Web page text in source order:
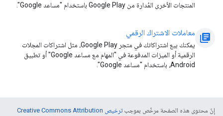
المنتجات الأخرى المُدارة من Google Play باستخدام "مساعد Google".
library_books معاملات الاشتراك الرقمي
يمكنك بيع اشتراكاتك في متجر Google Play، مثل اشتراكات المجلات
الرقمية أو الميزات المدفوعة في "المهام مع مساعد Google" أو تطبيق
Android، باستخدام "مساعد Google".
إنّ محتوى هذه الصفحة مرخّص بموجب
ترخيص Creative Commons Attribution